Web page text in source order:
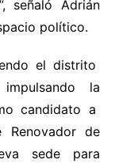
señaló Adrián
político.
el distrito
la
candidato a
Renovador de
sede para